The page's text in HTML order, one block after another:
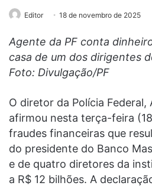
Editor 18 de novembro de 2025
Agente da PF conta
casa de um dos dirigentes
Foto: Divulgação/PF
O diretor da Polícia Federal,
afirmou nesta terça-feira
fraudes financeiras que
do presidente do Banco
e de quatro diretores da
a R$ 12 bilhões. A